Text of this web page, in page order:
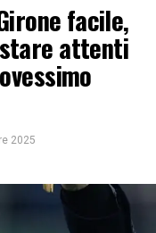
facile,
attenti
2025